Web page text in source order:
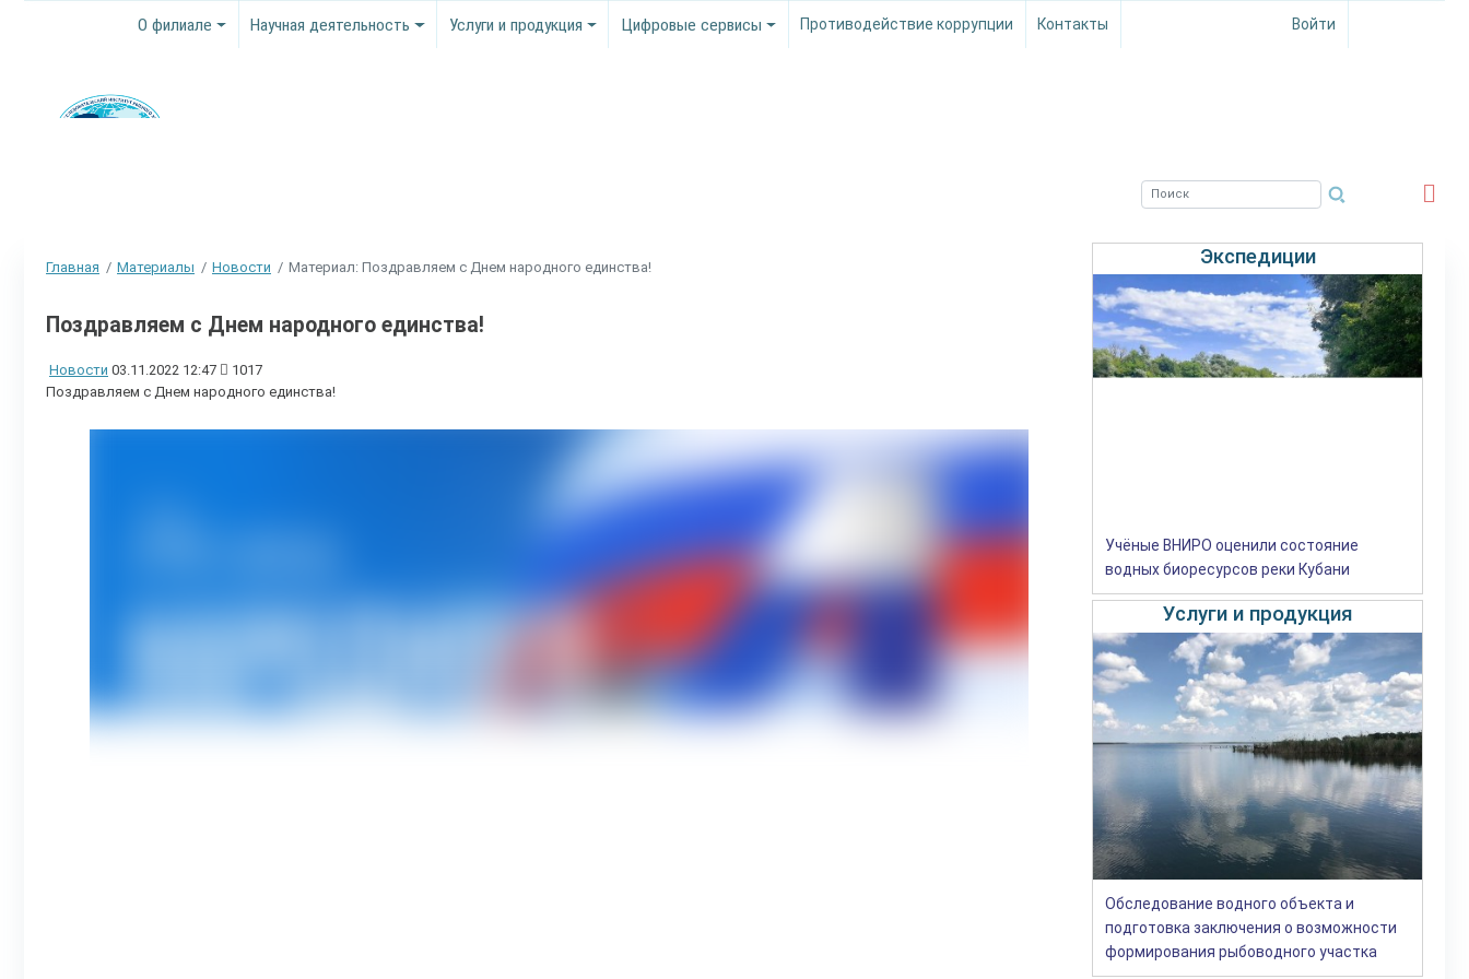
О филиале Научная деятельность Услуги и продукция Цифровые сервисы Противодействие коррупции Контакты Войти
Главная Материалы Новости Материал: Поздравляем с Днем народного единства!
Поздравляем с Днем народного единства!
Новости 03.11.2022 12:47
1017
Поздравляем с Днем народного единства!
Экспедиции
Учёные ВНИРО оценили состояние
водных биоресурсов реки Кубани
Услуги и продукция
Обследование водного объекта и
подготовка заключения о возможности
формирования рыбоводного участка